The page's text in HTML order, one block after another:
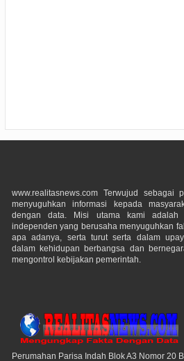
www.realitasnews.com Terwujud sebagai
menyuguhkan informasi kepada
dengan data. Misi utama kami
independen yang berusaha menyuguhkan
apa adanya, serta turut serta dalam
dalam kehidupan berbangsa dan
mengontrol kebijakan pemerintah.
Perumahan Parisa Indah Blok A3 Nomor 20